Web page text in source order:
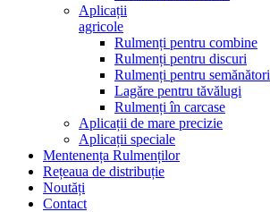
Aplicații
agricole
Rulmenți pentru combine
Rulmenți pentru discuri
Rulmenți pentru semănători
Lagăre pentru tăvălugi
Rulmenți în carcase
Aplicații de mare precizie
Aplicații speciale
Mentenența Rulmenților
Rețeaua de distribuție
Noutăți
Contact